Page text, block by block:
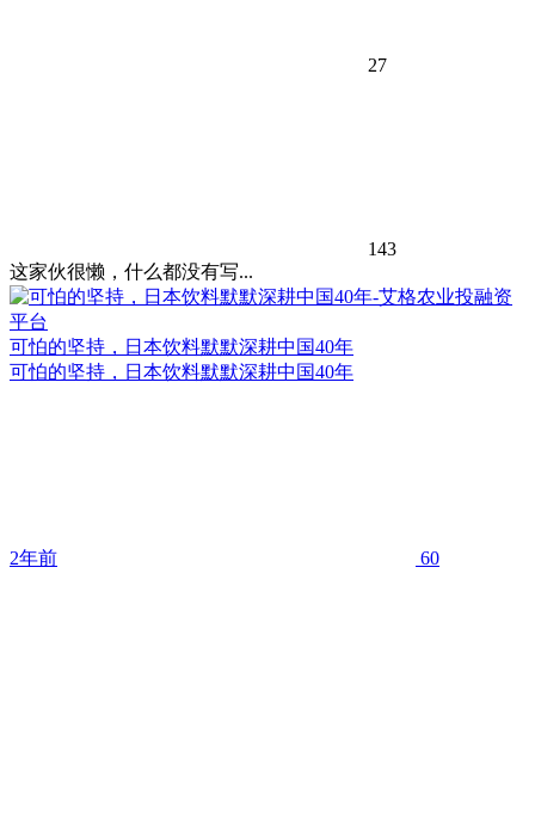
27
143
这家伙很懒，什么都没有写...
可怕的坚持，日本饮料默默深耕中国40年
可怕的坚持，日本饮料默默深耕中国40年
2年前 60